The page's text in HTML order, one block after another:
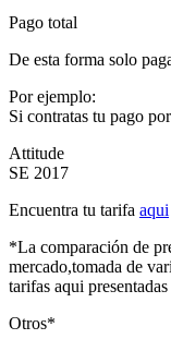
Pago total
De esta forma solo
Por ejemplo:
Si contratas tu pago
Attitude
SE 2017
Encuentra tu tarifa aqui
*La comparación de
mercado,tomada de
tarifas aqui
Otros*